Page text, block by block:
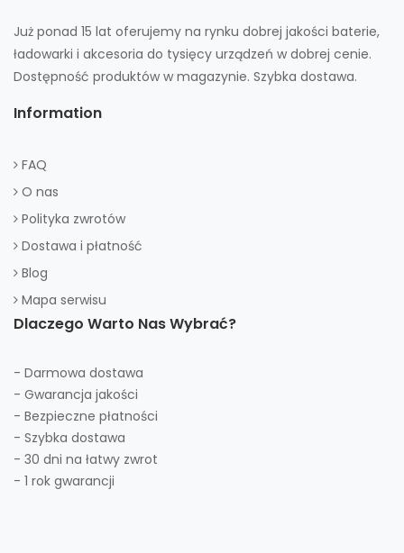
Już ponad 15 lat oferujemy na rynku dobrej jakości baterie,
ładowarki i akcesoria do tysięcy urządzeń w dobrej cenie.
Dostępność produktów w magazynie. Szybka dostawa.
Information
FAQ
O nas
Polityka zwrotów
Dostawa i płatność
Blog
Mapa serwisu
Dlaczego Warto Nas Wybrać?
- Darmowa dostawa
- Gwarancja jakości
- Bezpieczne płatności
- Szybka dostawa
- 30 dni na łatwy zwrot
- 1 rok gwarancji